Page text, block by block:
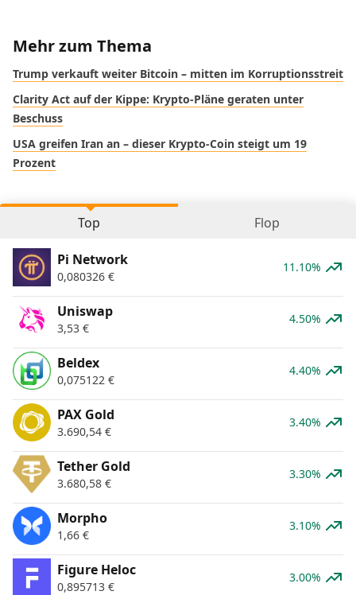
Mehr zum Thema
Trump verkauft weiter Bitcoin – mitten im Korruptionsstreit
Clarity Act auf der Kippe: Krypto-Pläne geraten unter
Beschuss
USA greifen Iran an – dieser Krypto-Coin steigt um 19
Prozent
Top Flop
Pi Network
0,080326 €
11.10%
Uniswap
3,53 €
4.50%
Beldex
0,075122 €
4.40%
PAX Gold
3.690,54 €
3.40%
Tether Gold
3.680,58 €
3.30%
Morpho
1,66 €
3.10%
Figure Heloc
0,895713 €
3.00%